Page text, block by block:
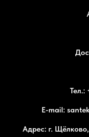
Тел.:
E-mail:
Адрес: г.